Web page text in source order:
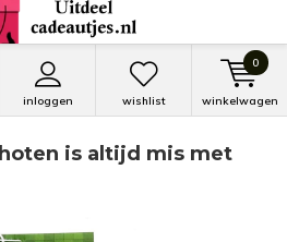
inloggen wishlist winkelwagen
0
is altijd mis met